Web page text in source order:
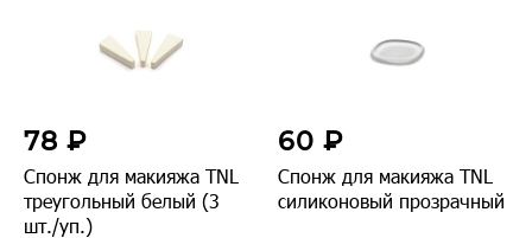
78 ₽
Спонж для макияжа TNL
треугольный белый (3
шт./уп.)
60 ₽
Спонж для макияжа TNL
силиконовый прозрачный